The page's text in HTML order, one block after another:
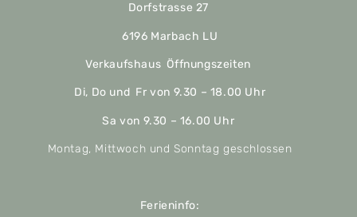
Dorfstrasse 27
6196 Marbach LU
Verkaufshaus Öffnungszeiten
Di, Do und Fr von 9.30 – 18.00 Uhr
Sa von 9.30 – 16.00 Uhr
Montag, Mittwoch und Sonntag geschlossen
Ferieninfo: